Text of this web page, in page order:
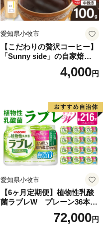
愛知県小牧市
【こだわりの贅沢コーヒー】
「Sunny side」の自家焙煎珈
琲サニーブレンド（100g）
4,000円
愛知県小牧市
【6ヶ月定期便】植物性乳酸
菌ラブレW プレーン36本
72,000円